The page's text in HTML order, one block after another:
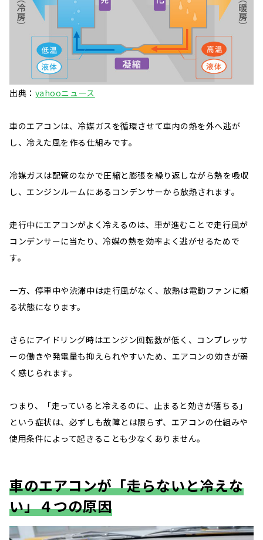
出典： yahooニュース
車のエアコンは、冷媒ガスを循環させて車内の熱を外へ逃が
し、冷えた風を作る仕組みです。
冷媒ガスは配管のなかで圧縮と膨張を繰り返しながら熱を吸収
し、エンジンルームにあるコンデンサーから放熱されます。
走行中にエアコンがよく冷えるのは、車が進むことで走行風が
コンデンサーに当たり、冷媒の熱を効率よく逃がせるためで
す。
一方、停車中や渋滞中は走行風がなく、放熱は電動ファンに頼
る状態になります。
さらにアイドリング時はエンジン回転数が低く、コンプレッサ
ーの働きや発電量も抑えられやすいため、エアコンの効きが弱
く感じられます。
つまり、「走っていると冷えるのに、止まると効きが落ちる」
という症状は、必ずしも故障とは限らず、エアコンの仕組みや
使用条件によって起きることも少なくありません。
車のエアコンが「走らないと冷えな
い」４つの原因